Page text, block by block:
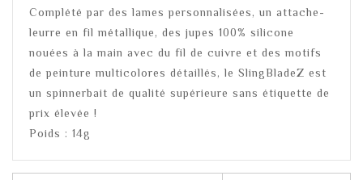
Complété par des lames personnalisées, un attache-
leurre en fil métallique, des jupes 100% silicone
nouées à la main avec du fil de cuivre et des motifs
de peinture multicolores détaillés, le SlingBladeZ est
un spinnerbait de qualité supérieure sans étiquette de
prix élevée !
Poids : 14g